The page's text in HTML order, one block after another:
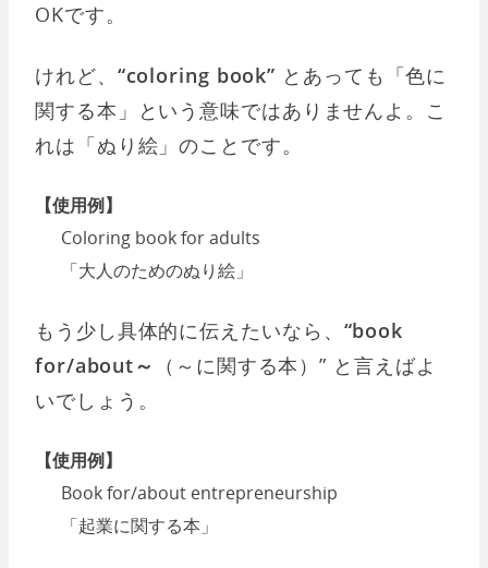
OKです。
けれど、 “coloring book” とあっても「色に
関する本」という意味ではありませんよ。こ
れは「ぬり絵」のことです。
【使用例】
Coloring book for adults
「大人のためのぬり絵」
もう少し具体的に伝えたいなら、 “book
for/about～
（～に関する本）” と言えばよ
いでしょう。
【使用例】
Book for/about entrepreneurship
「起業に関する本」